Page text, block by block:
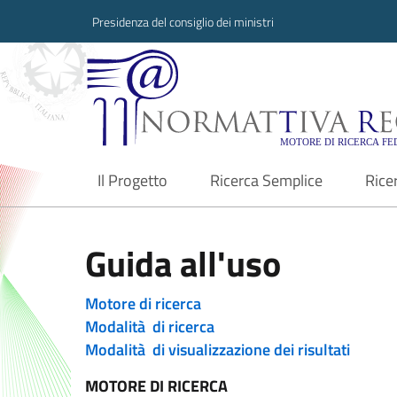
Presidenza del consiglio dei ministri
Normattiva
Il Progetto
current Ricerca Semplice
Guida all'uso
Motore di ricerca
Modalità di ricerca
Modalità di visualizzazione dei risultati
MOTORE DI RICERCA